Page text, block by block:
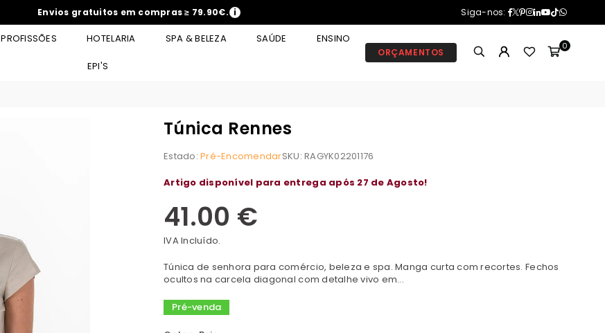
Envios gratuitos em compras ≥ 79.90€. i Siga-nos: Facebook
Twitter
Pinterest
Instagram
Linkedin
YouTube
TikTok
PROFISSÕES HOTELARIA SPA & BELEZA SAÚDE ENSINO
EPI'S
ORÇAMENTOS
0
Túnica Rennes
Estado:Pré-EncomendarSKU:RAGYK02201176
Artigo disponível para entrega após 27 de Agosto!
Preço
normal
41.00 €
IVA Incluído.
Túnica de senhora para comércio, beleza e spa. Manga curta com recortes. Fechos
ocultos na carcela diagonal com detalhe vivo em...
Pré-venda